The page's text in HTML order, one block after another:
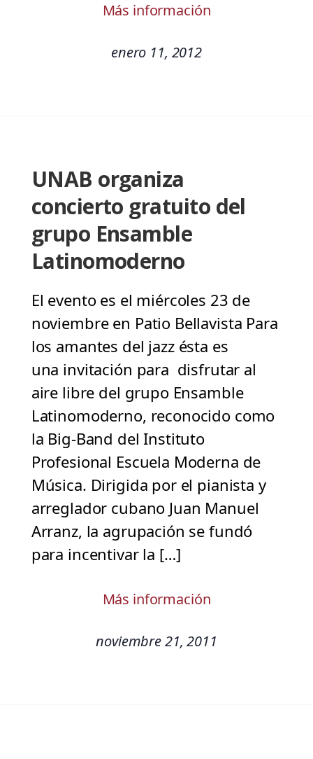
Más información
enero 11, 2012
UNAB organiza
concierto gratuito del
grupo Ensamble
Latinomoderno
El evento es el miércoles 23 de
noviembre en Patio Bellavista Para
los amantes del jazz ésta es
una invitación para disfrutar al
aire libre del grupo Ensamble
Latinomoderno, reconocido como
la Big-Band del Instituto
Profesional Escuela Moderna de
Música. Dirigida por el pianista y
arreglador cubano Juan Manuel
Arranz, la agrupación se fundó
para incentivar la […]
Más información
noviembre 21, 2011